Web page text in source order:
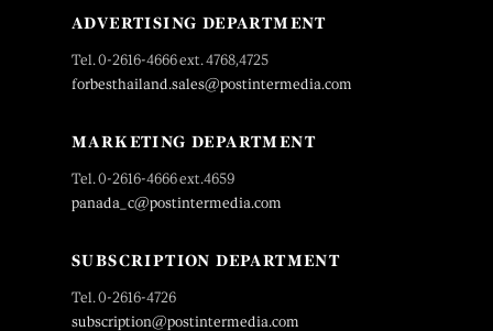
ADVERTISING DEPARTMENT
Tel. 0-2616-4666 ext. 4768,4725
forbesthailand.sales@postintermedia.com
MARKETING DEPARTMENT
Tel. 0-2616-4666 ext.4659
panada_c@postintermedia.com
SUBSCRIPTION DEPARTMENT
Tel. 0-2616-4726
subscription@postintermedia.com